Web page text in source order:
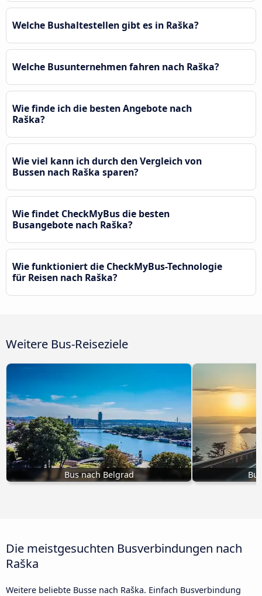
Welche Bushaltestellen gibt es in Raška?
Welche Busunternehmen fahren nach Raška?
Wie finde ich die besten Angebote nach
Raška?
Wie viel kann ich durch den Vergleich von
Bussen nach Raška sparen?
Wie findet CheckMyBus die besten
Busangebote nach Raška?
Wie funktioniert die CheckMyBus-Technologie
für Reisen nach Raška?
Weitere Bus-Reiseziele
Bus nach Belgrad
Die meistgesuchten Busverbindungen nach
Raška
Weitere beliebte Busse nach Raška. Einfach Busverbindung